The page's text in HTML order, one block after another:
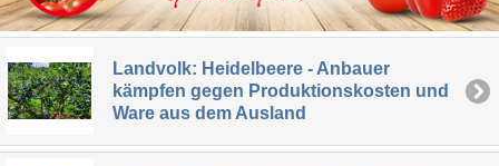
Landvolk: Heidelbeere - Anbauer
kämpfen gegen Produktionskosten und
Ware aus dem Ausland